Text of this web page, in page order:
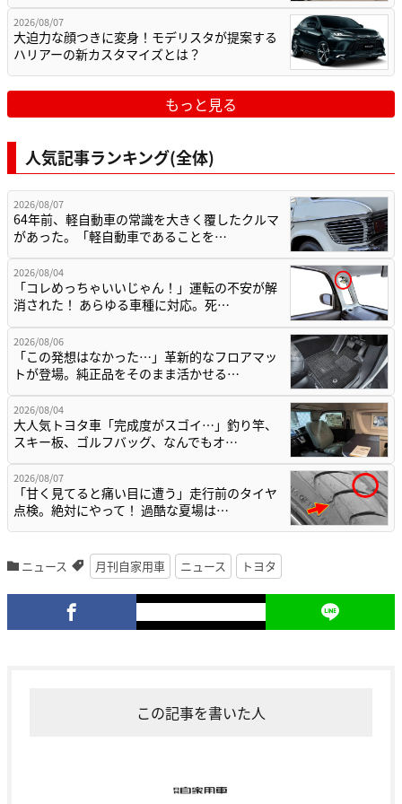
2026/08/07
大迫力な顔つきに変身！モデリスタが提案する
ハリアーの新カスタマイズとは？
もっと見る
人気記事ランキング(全体)
2026/08/07
64年前、軽自動車の常識を大きく覆したクルマ
があった。「軽自動車であることを…
2026/08/04
「コレめっちゃいいじゃん！」運転の不安が解
消された！ あらゆる車種に対応。死…
2026/08/06
「この発想はなかった…」革新的なフロアマッ
トが登場。純正品をそのまま活かせる…
2026/08/04
大人気トヨタ車「完成度がスゴイ…」釣り竿、
スキー板、ゴルフバッグ、なんでもオ…
2026/08/07
「甘く見てると痛い目に遭う」走行前のタイヤ
点検。絶対にやって！ 過酷な夏場は…
ニュース 月刊自家用車 ニュース トヨタ
この記事を書いた人